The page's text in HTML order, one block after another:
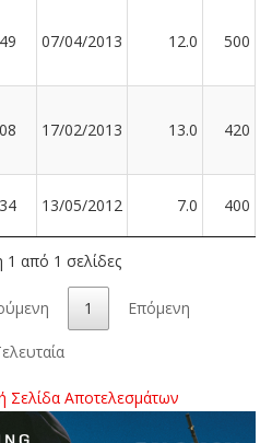
07/04/2013 12.0 500
17/02/2013 13.0 420
13/05/2012 7.0 400
1 από 1 σελίδες
1 Επόμενη
Σελίδα Αποτελεσμάτων